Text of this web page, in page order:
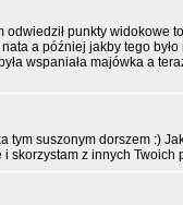
odwiedził punkty widokowe
a później jakby tego było
wspaniała majówka a
tym suszonym dorszem :)
skorzystam z innych Twoich